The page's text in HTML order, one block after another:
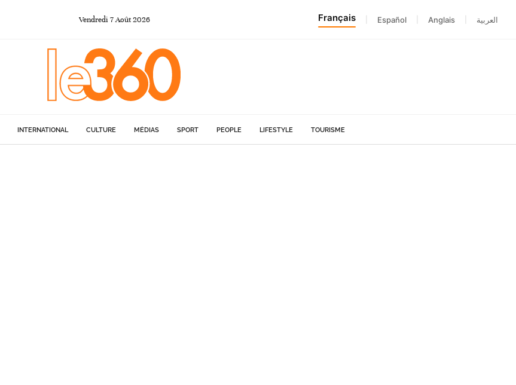
Vendredi 7Août 2026 Français Español Anglais العربية
INTERNATIONAL CULTURE MÉDIAS SPORT PEOPLE LIFESTYLE TOURISME